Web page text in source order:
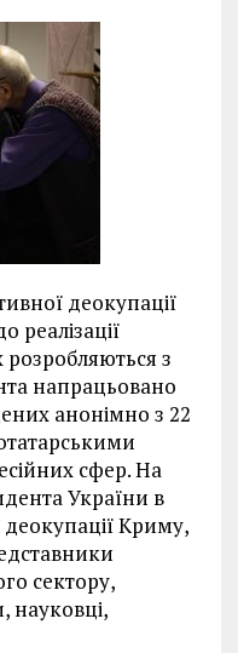
деокупації
реалізації
розробляються з
напрацьовано
анонімно з 22
сфер. На
України в
деокупації Криму,
сектору,
науковці,